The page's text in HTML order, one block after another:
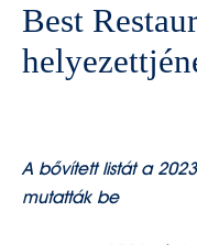
Best
A bővített listát a
mutatták be